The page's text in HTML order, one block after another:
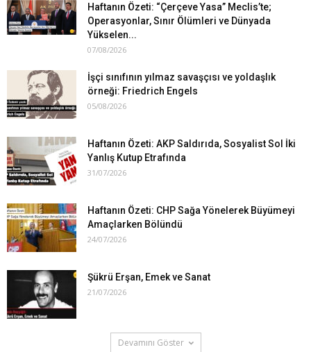
Haftanın Özeti: “Çerçeve Yasa” Meclis’te;
Operasyonlar, Sınır Ölümleri ve Dünyada
Yükselen...
07/08/2026
İşçi sınıfının yılmaz savaşçısı ve yoldaşlık
örneği: Friedrich Engels
05/08/2026
Haftanın Özeti: AKP Saldırıda, Sosyalist Sol İki
Yanlış Kutup Etrafında
31/07/2026
Haftanın Özeti: CHP Sağa Yönelerek Büyümeyi
Amaçlarken Bölündü
24/07/2026
Şükrü Erşan, Emek ve Sanat
21/07/2026
Devamını Göster